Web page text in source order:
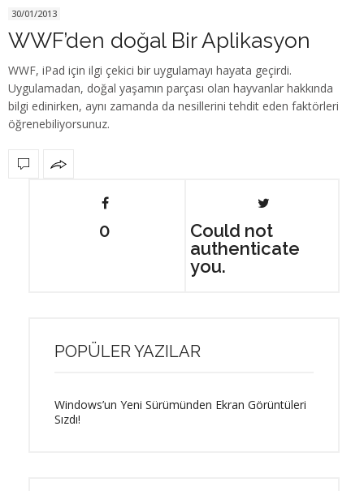
30/01/2013
WWF’den doğal Bir Aplikasyon
WWF, iPad için ilgi çekici bir uygulamayı hayata geçirdi.
Uygulamadan, doğal yaşamın parçası olan hayvanlar hakkında
bilgi edinirken, aynı zamanda da nesillerini tehdit eden faktörleri
öğrenebiliyorsunuz.
0
Could not
authenticate
you.
POPÜLER YAZILAR
Windows’un Yeni Sürümünden Ekran Görüntüleri
Sızdı!